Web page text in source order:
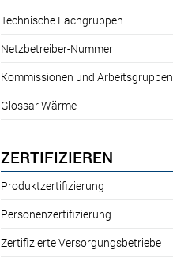
Technische Fachgruppen
Netzbetreiber-Nummer
Kommissionen und Arbeitsgruppen
Glossar Wärme
ZERTIFIZIEREN
Produktzertifizierung
Personenzertifizierung
Zertifizierte Versorgungsbetriebe